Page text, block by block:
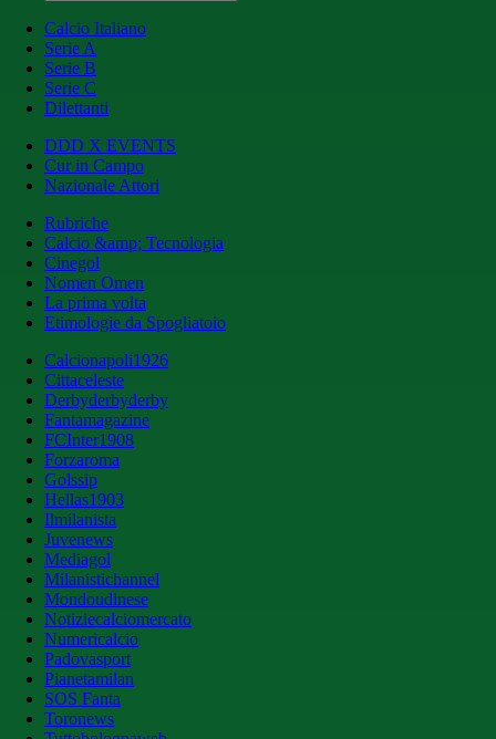
Calcio Italiano
Serie A
Serie B
Serie C
Dilettanti
DDD X EVENTS
Cur in Campo
Nazionale Attori
Rubriche
Calcio &amp; Tecnologia
Cinegol
Nomen Omen
La prima volta
Etimologie da Spogliatoio
Calcionapoli1926
Cittaceleste
Derbyderbyderby
Fantamagazine
FCInter1908
Forzaroma
Golssip
Hellas1903
Ilmilanista
Juvenews
Mediagol
Milanistichannel
Mondoudinese
Notiziecalciomercato
Numericalcio
Padovasport
Pianetamilan
SOS Fanta
Toronews